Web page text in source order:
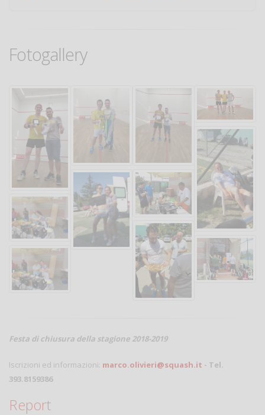
Fotogallery
Festa di chiusura della stagione 2018-2019
Iscrizioni ed informazioni: marco.olivieri@squash.it - Tel.
393.8159386
Report